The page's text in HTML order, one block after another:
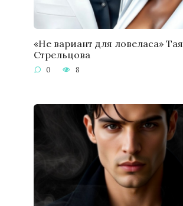
«Не вариант для ловеласа» Тая
Стрельцова
0 8